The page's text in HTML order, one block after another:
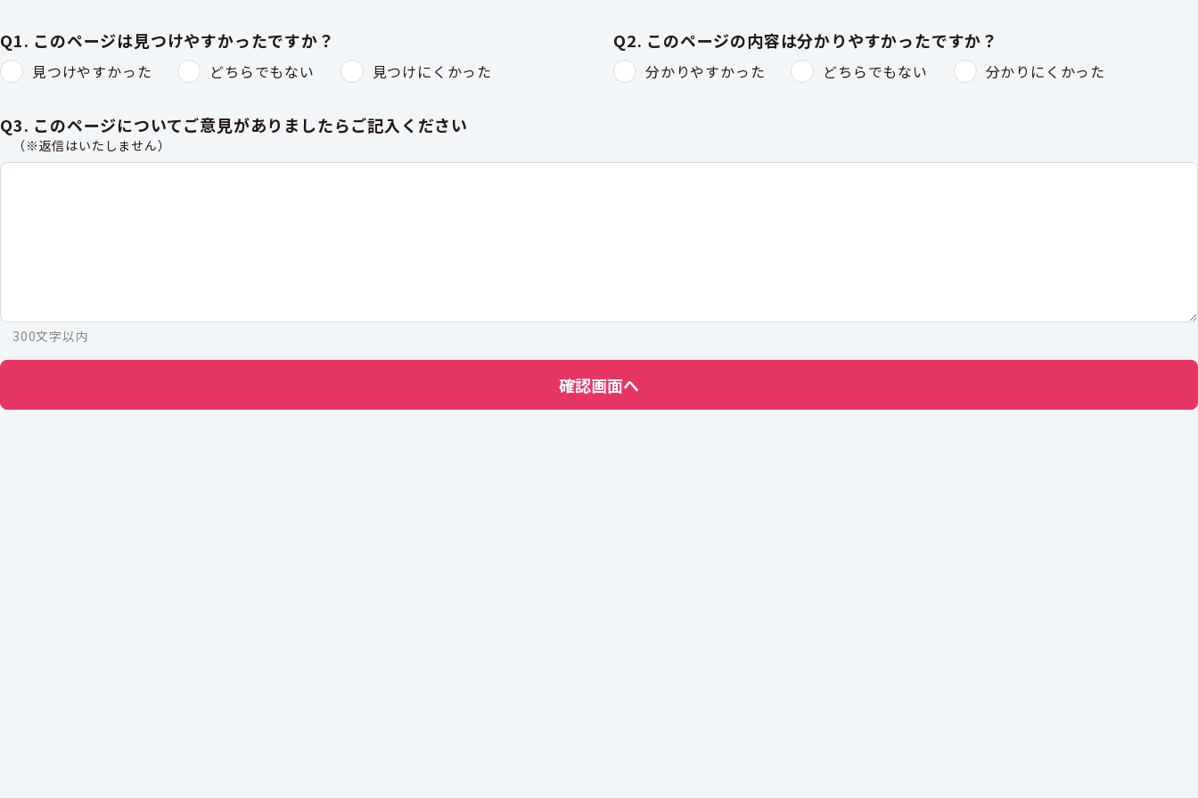
Q1. このページは見つけやすかったですか？
見つけやすかった どちらでもない 見つけにくかった
Q2. このページの内容は分かりやすかったですか？
分かりやすかった どちらでもない 分かりにくかった
Q3. このページについてご意見がありましたらご記入ください
（※返信はいたしません）
300文字以内